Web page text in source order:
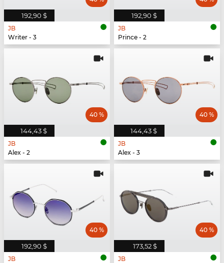
192,90 $
JB
Writer - 3
192,90 $
JB
Prince - 2
144,43 $
40 %
JB
Alex - 2
144,43 $
40 %
JB
Alex - 3
192,90 $
40 %
JB
173,52 $
40 %
JB